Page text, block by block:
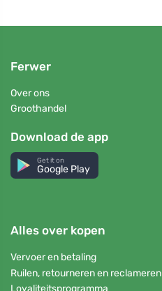
Ferwer
Over ons
Groothandel
Download de app
Get it on
Google Play
Alles over kopen
Vervoer en betaling
Ruilen, retourneren en reclameren